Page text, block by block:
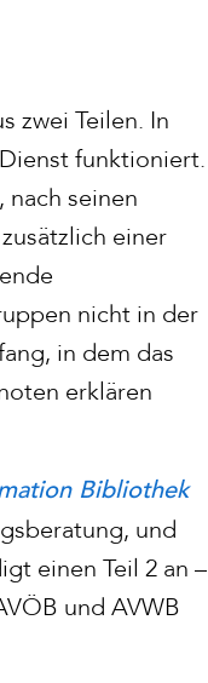
zwei Teilen. In
funktioniert.
seinen
einer
nicht in der
in dem das
erklären
Bibliothek
und
einen Teil 2 an –
und AVWB